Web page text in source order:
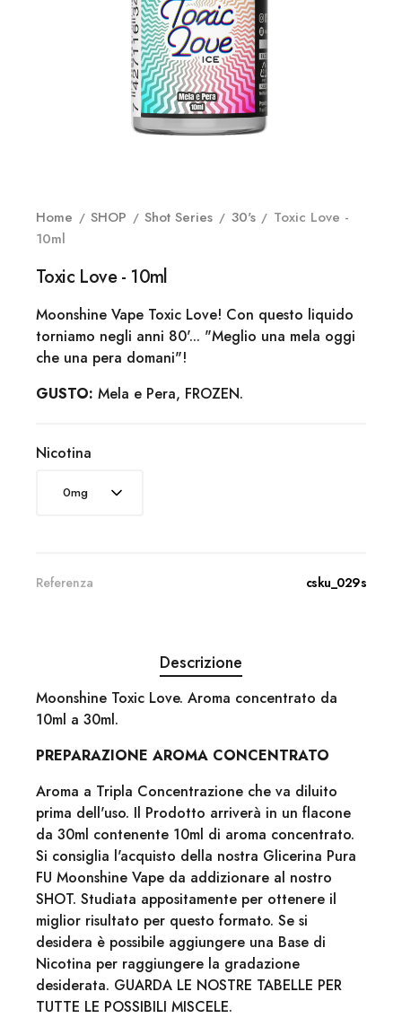
Home SHOP Shot Series 30's
Toxic Love -
10ml
Toxic Love - 10ml
Moonshine Vape Toxic Love! Con questo liquido
torniamo negli anni 80'... "Meglio una mela oggi
che una pera domani"!
GUSTO: Mela e Pera, FROZEN.
Nicotina
Referenza csku_029s
Descrizione
Moonshine Toxic Love. Aroma concentrato da
10ml a 30ml.
PREPARAZIONE AROMA CONCENTRATO
Aroma a Tripla Concentrazione che va diluito
prima dell'uso. Il Prodotto arriverà in un flacone
da 30ml contenente 10ml di aroma concentrato.
Si consiglia l'acquisto della nostra Glicerina Pura
FU Moonshine Vape da addizionare al nostro
SHOT. Studiata appositamente per ottenere il
miglior risultato per questo formato. Se si
desidera è possibile aggiungere una Base di
Nicotina per raggiungere la gradazione
desiderata. GUARDA LE NOSTRE TABELLE PER
TUTTE LE POSSIBILI MISCELE.